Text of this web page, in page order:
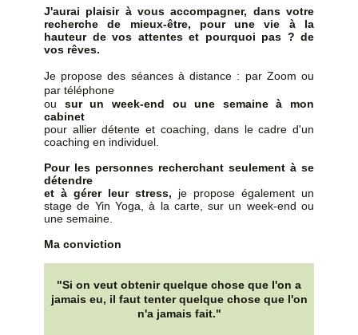
J'aurai plaisir à vous accompagner, dans votre
recherche de mieux-être, pour une vie à la
hauteur de vos attentes et pourquoi pas ? de
vos rêves.
Je propose des séances à distance : par Zoom ou
par téléphone
ou sur un week-end ou une semaine à mon
cabinet
pour allier détente et coaching, dans le cadre d'un
coaching en individuel.
Pour les personnes recherchant seulement à se
détendre
et à gérer leur stress, je propose également un
stage de Yin Yoga, à la carte, sur un week-end ou
une semaine.
Ma conviction
"Si on veut obtenir quelque chose que l'on a
jamais eu, il faut tenter quelque chose que l'on
n'a jamais fait."